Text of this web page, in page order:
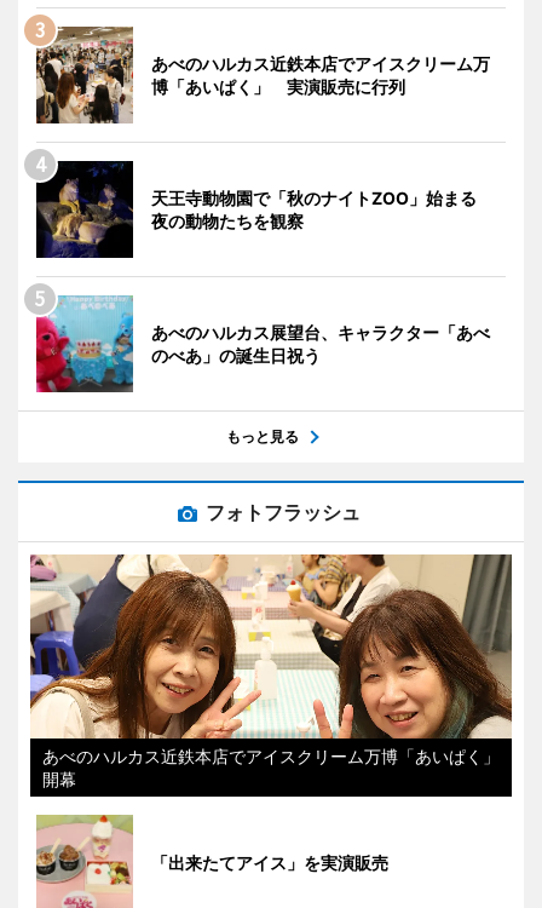
あべのハルカス近鉄本店でアイスクリーム万
博「あいぱく」 実演販売に行列
天王寺動物園で「秋のナイトZOO」始まる
夜の動物たちを観察
あべのハルカス展望台、キャラクター「あべ
のべあ」の誕生日祝う
もっと見る
フォトフラッシュ
あべのハルカス近鉄本店でアイスクリーム万博「あいぱく」
開幕
「出来たてアイス」を実演販売